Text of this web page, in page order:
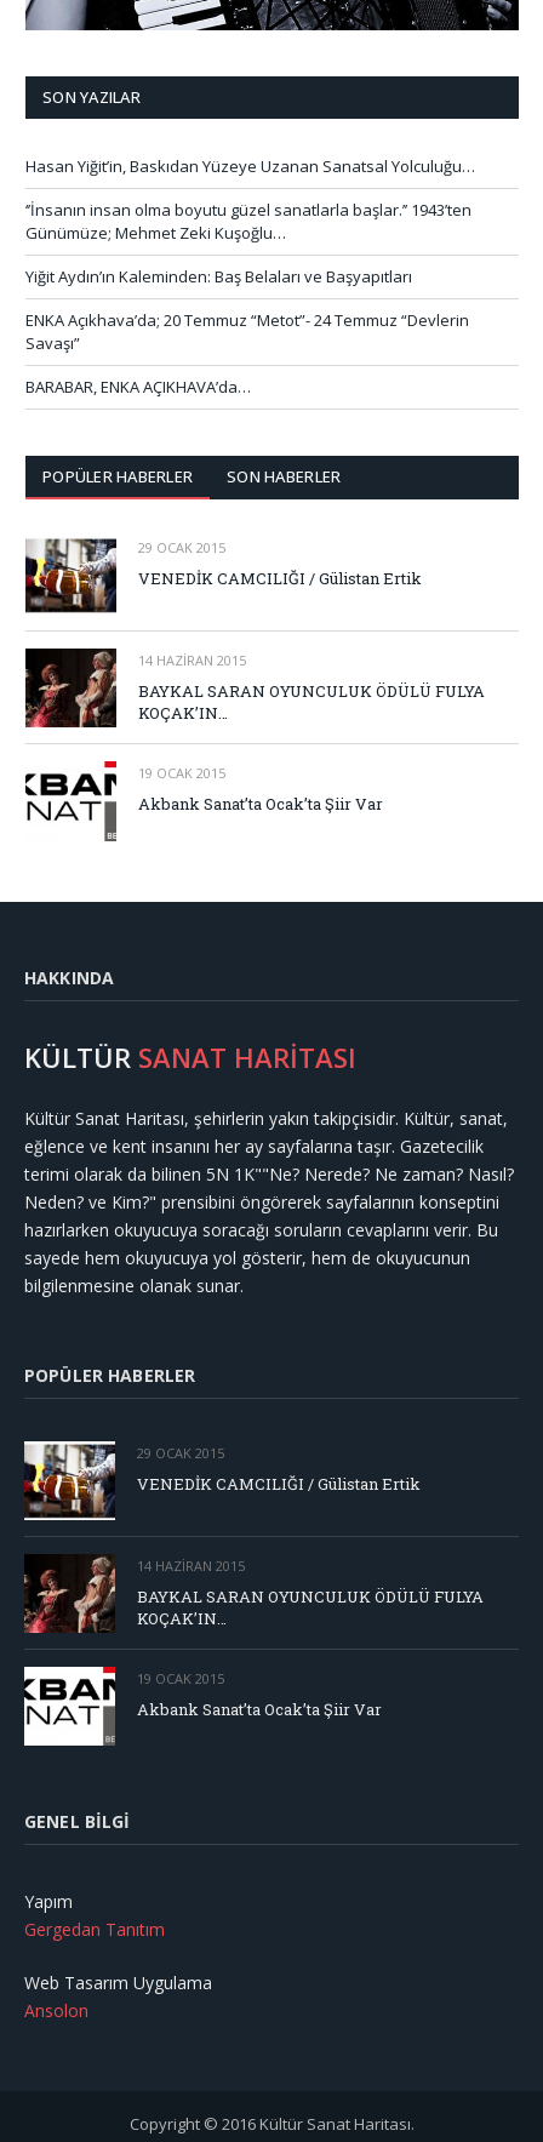
SON YAZILAR
Hasan Yiğit’in, Baskıdan Yüzeye Uzanan Sanatsal Yolculuğu…
‘’İnsanın insan olma boyutu güzel sanatlarla başlar.’’ 1943’ten
Günümüze; Mehmet Zeki Kuşoğlu…
Yiğit Aydın’ın Kaleminden: Baş Belaları ve Başyapıtları
ENKA Açıkhava’da; 20 Temmuz “Metot”- 24 Temmuz “Devlerin
Savaşı”
BARABAR, ENKA AÇIKHAVA’da…
POPÜLER HABERLER SON HABERLER
29 OCAK 2015
VENEDİK CAMCILIĞI / Gülistan Ertik
14 HAZIRAN 2015
BAYKAL SARAN OYUNCULUK ÖDÜLÜ FULYA
KOÇAK’IN…
19 OCAK 2015
Akbank Sanat’ta Ocak’ta Şiir Var
HAKKINDA
KÜLTÜR SANAT HARİTASI
Kültür Sanat Haritası, şehirlerin yakın takipçisidir. Kültür, sanat,
eğlence ve kent insanını her ay sayfalarına taşır. Gazetecilik
terimi olarak da bilinen 5N 1K""Ne? Nerede? Ne zaman? Nasıl?
Neden? ve Kim?" prensibini öngörerek sayfalarının konseptini
hazırlarken okuyucuya soracağı soruların cevaplarını verir. Bu
sayede hem okuyucuya yol gösterir, hem de okuyucunun
bilgilenmesine olanak sunar.
POPÜLER HABERLER
29 OCAK 2015
VENEDİK CAMCILIĞI / Gülistan Ertik
14 HAZIRAN 2015
BAYKAL SARAN OYUNCULUK ÖDÜLÜ FULYA
KOÇAK’IN…
19 OCAK 2015
Akbank Sanat’ta Ocak’ta Şiir Var
GENEL BILGI
Yapım
Gergedan Tanıtım
Web Tasarım Uygulama
Ansolon
Copyright © 2016 Kültür Sanat Haritası.